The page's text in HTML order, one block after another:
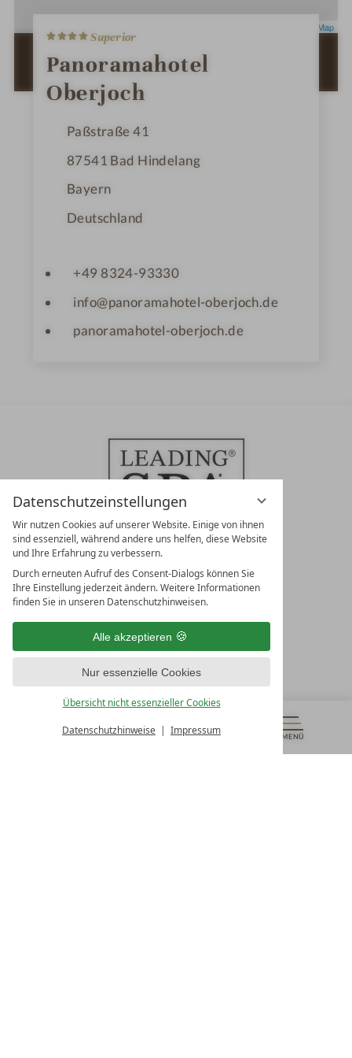
Datenschutzeinstellungen
Wir nutzen Cookies auf unserer Website. Einige von ihnen
sind essenziell, während andere uns helfen, diese Website
und Ihre Erfahrung zu verbessern.
Durch erneuten Aufruf des Consent-Dialogs können Sie
Ihre Einstellung jederzeit ändern. Weitere Informationen
finden Sie in unseren Datenschutzhinweisen.
Alle akzeptieren
Nur essenzielle Cookies
Übersicht nicht essenzieller Cookies
Datenschutzhinweise Impressum
MENÜ
GUTSCHEINE & MEHR ALLE RESORTS
OpenStreetMap
ZUR ROUTENPLANUNG MIT GOOGLE
MAPS
4
S
t
e
r
n
e
Superior
Panoramahotel
Oberjoch
Paßstraße 41
87541 Bad Hindelang
Bayern
Deutschland
+49 8324-93330
info@panoramahotel-oberjoch.de
panoramahotel-oberjoch.de
LEADING SPA RESORTS
10. Oktober Str. 17/Top 1
Österreich
T +43 4242 22077
UNSERE ÖFFNUNGSZEITEN